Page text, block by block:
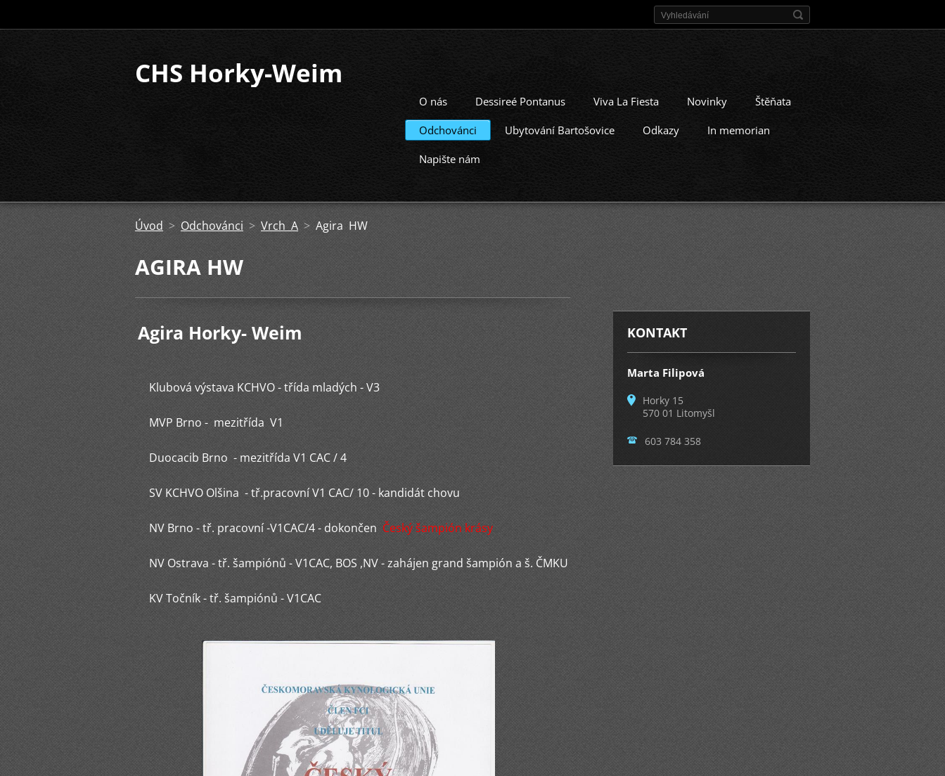
CHS Horky-Weim
O nás Dessireé Pontanus Viva La Fiesta Novinky Štěňata
Odchovánci Ubytování Bartošovice Odkazy In memorian
Napište nám
Úvod > Odchovánci > Vrch A > Agira HW
AGIRA HW
Agira Horky- Weim
Klubová výstava KCHVO - třída mladých - V3
MVP Brno - mezitřída V1
Duocacib Brno - mezitřída V1 CAC / 4
SV KCHVO Olšina - tř.pracovní V1 CAC/ 10 - kandidát chovu
NV Brno - tř. pracovní -V1CAC/4 - dokončen Český šampión krásy
NV Ostrava - tř. šampiónů - V1CAC, BOS ,NV - zahájen grand šampión a š. ČMKU
KV Točník - tř. šampiónů - V1CAC
KONTAKT
Marta Filipová
Horky 15
570 01 Litomyšl
603 784 358